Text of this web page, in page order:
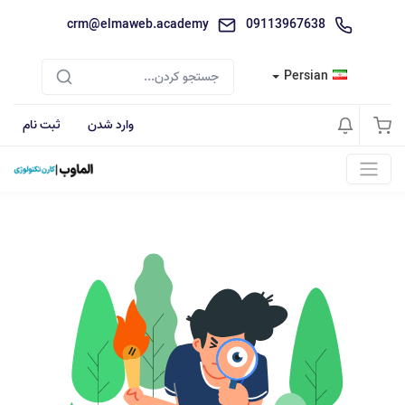
09113967638
crm@elmaweb.academy
Persian
وارد شدن ثبت نام